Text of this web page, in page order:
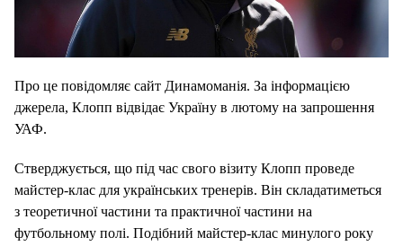
Про це повідомляє сайт Динамоманія. За інформацією
джерела, Клопп відвідає Україну в лютому на запрошення
УАФ.
Стверджується, що під час свого візиту Клопп проведе
майстер-клас для українських тренерів. Він складатиметься
з теоретичної частини та практичної частини на
футбольному полі. Подібний майстер-клас минулого року